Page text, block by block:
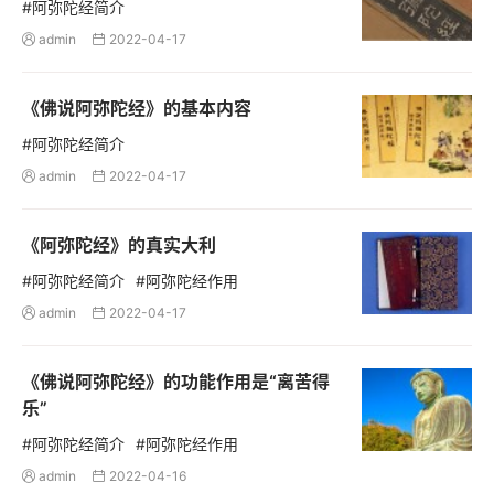
#阿弥陀经简介
 admin  2022-04-17
《佛说阿弥陀经》的基本内容
#阿弥陀经简介
 admin  2022-04-17
《阿弥陀经》的真实大利
#阿弥陀经简介 #阿弥陀经作用
 admin  2022-04-17
《佛说阿弥陀经》的功能作用是“离苦得
乐”
#阿弥陀经简介 #阿弥陀经作用
 admin  2022-04-16